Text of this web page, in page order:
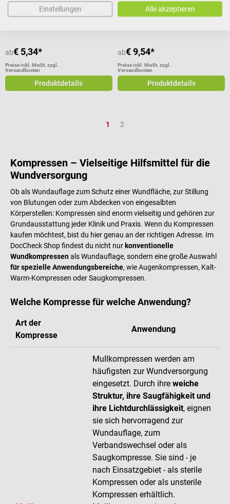
Durchschnittliche Bewertung von 4 von 5 Sternen
ab€ 5,34*
Preise inkl. MwSt. zzgl.
Versandkosten
Produktdetails
ab€ 9,54*
Preise inkl. MwSt. zzgl.
Versandkosten
Produktdetails
Seite
1 Seite
2
Kompressen – Vielseitige Hilfsmittel für die
Wundversorgung
Ob als Wundauflage zum Schutz einer Wundfläche, zur Stillung
von Blutungen oder zum Abdecken von eingesalbten
Körperstellen: Kompressen sind enorm vielseitig und gehören zur
Grundausstattung jeder Klinik und Praxis. Wenn du Kompressen
kaufen möchtest, bist du hier genau an der richtigen Adresse. Im
DocCheck Shop findest du nicht nur konventionelle
Wundkompressenals Wundauflage, sondern eine große Auswahl
für spezielle Anwendungsbereiche, wie Augenkompressen, Kalt-
Warm-Kompressen oder Saugkompressen.
Welche Kompresse für welche Anwendung?
Art der
Kompresse
Anwendung
Mullkompressen werden am
häufigsten zur Wundversorgung
eingesetzt. Durch ihre weiche
Struktur, ihre Saugfähigkeit und
ihre Lichtdurchlässigkeit, eignen
sie sich hervorragend zur
Wundauflage, zum
Verbandswechsel oder als
Saugkompresse. Sie sind - je
nach Einsatzgebiet - als sterile
Kompressen oder als unsterile
Kompressen erhältlich.
Einstellungen Alle akzeptieren